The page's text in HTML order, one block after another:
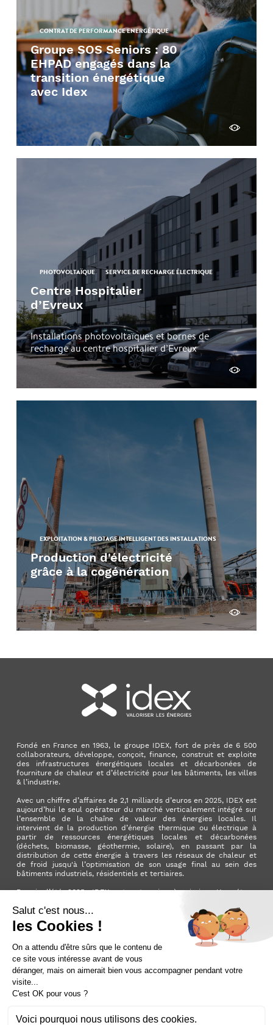
CONTRAT DE PERFORMANCE ENERGÉTIQUE
Groupe SOS Seniors : 80
EHPAD engagés dans la
transition énergétique
avec Idex
Découvrir
PHOTOVOLTAÏQUE SERVICE DE RECHARGE ÉLECTRIQUE
Centre Hospitalier
d’Evreux
Installations photovoltaïques et bornes de
recharge au centre hospitalier d’Evreux
Découvrir
EXPLOITATION & PILOTAGE INTELLIGENT DES INSTALLATIONS
Production d'électricité
grâce à la cogénération
Découvrir
Fondé en France en 1963, le groupe IDEX, fort de près de 6 500
collaborateurs, développe, conçoit, finance, construit et exploite
des infrastructures énergétiques locales et décarbonées de
fourniture de chaleur et d’électricité pour les bâtiments, les villes
& l’industrie.
Avec un chiffre d’affaires de 2,1 milliards d’euros en 2025, IDEX est
aujourd’hui le seul opérateur du marché verticalement intégré sur
l’ensemble de la chaîne de valeur des énergies locales. Il
intervient de la production d’énergie thermique ou électrique à
partir de ressources énergétiques locales et décarbonées
(déchets, biomasse, géothermie, solaire), en passant par la
distribution de cette énergie à travers les réseaux de chaleur et
de froid jusqu'à l’optimisation de son usage final au sein des
bâtiments industriels, résidentiels et tertiaires.
Depuis l’été 2025, IDEX est entreprise à mission. Une étape
positif pour la planète et pour la société.
FacebookInstagramYouTube